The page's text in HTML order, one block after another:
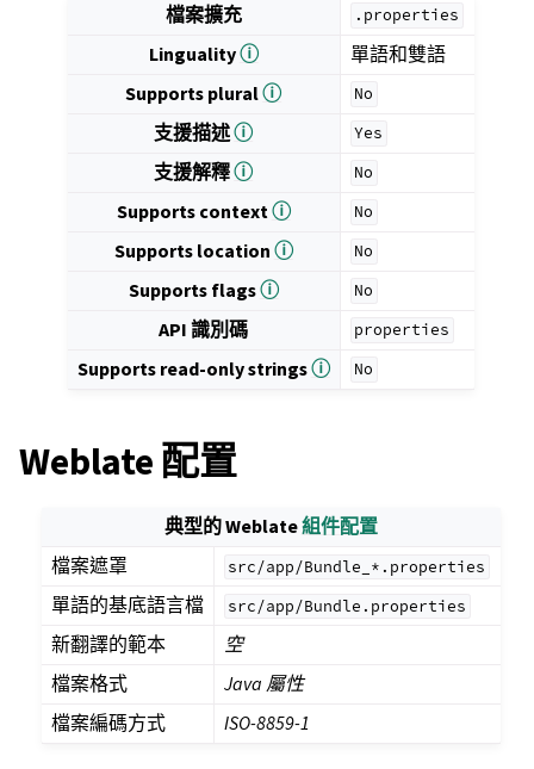
檔案擴充 .properties
Lingualityⓘ
單語和雙語
Supports pluralⓘ No
支援描述ⓘ Yes
支援解釋ⓘ No
Supports contextⓘ No
Supports locationⓘ No
Supports flagsⓘ No
API 識別碼 properties
Supports read-only stringsⓘ No
Weblate 配置
典型的 Weblate組件配置
檔案遮罩
src/app/Bundle_*.properties
單語的基底語言檔 src/app/Bundle.properties
新翻譯的範本
空
檔案格式
Java 屬性
檔案編碼方式
ISO-8859-1